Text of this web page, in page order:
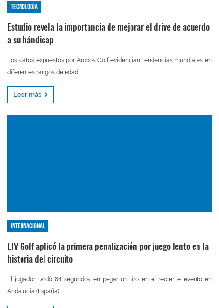
Tecnología
Estudio revela la importancia de mejorar el drive de acuerdo
a su hándicap
Los datos expuestos por Arccos Golf evidencian tendencias mundiales en
diferentes rangos de edad.
Leer más
Internacional
LIV Golf aplicó la primera penalización por juego lento en la
historia del circuito
El jugador tardó 84 segundos en pegar un tiro en el reciente evento en
Andalucía (España).